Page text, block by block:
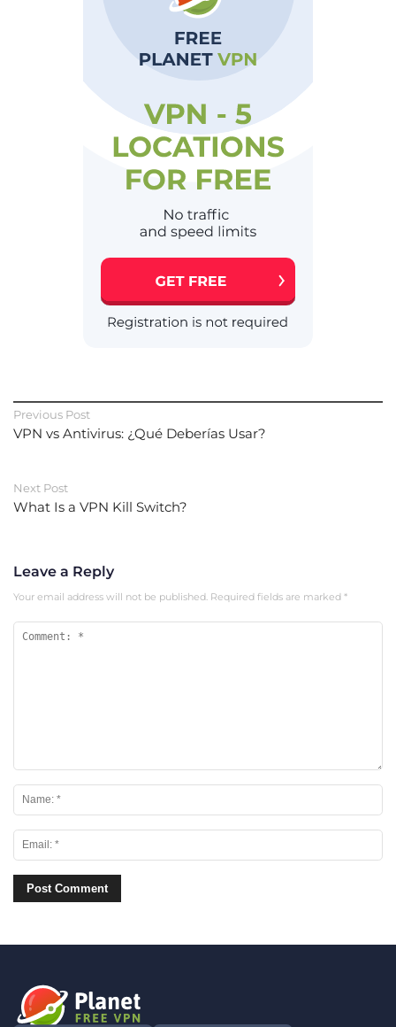
Previous Post
VPN vs Antivirus: ¿Qué Deberías Usar?
Next Post
What Is a VPN Kill Switch?
Leave a Reply
Your email address will not be published. Required fields are marked *